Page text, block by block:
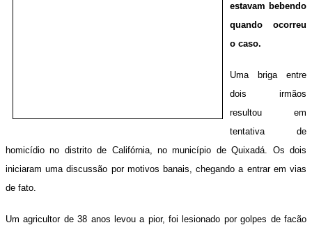
estavam bebendo
quando ocorreu
o caso.
Uma briga entre
dois irmãos
resultou em
tentativa de
homicídio no distrito de Califórnia, no município de Quixadá. Os dois
iniciaram uma discussão por motivos banais, chegando a entrar em vias
de fato.
Um agricultor de 38 anos levou a pior, foi lesionado por golpes de facão